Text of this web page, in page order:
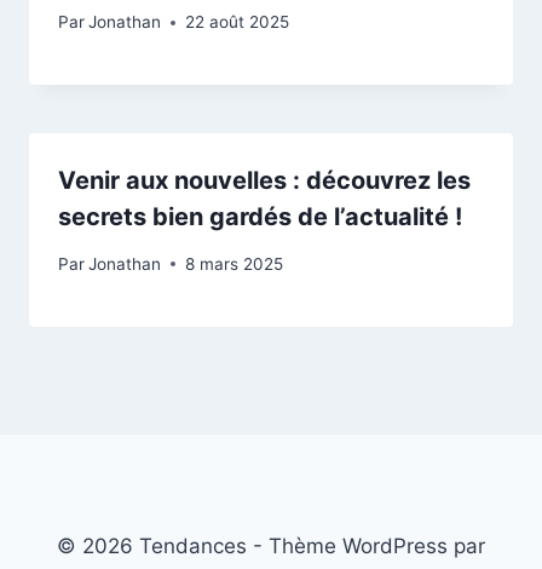
ParJonathan 22 août 2025
Venir aux nouvelles : découvrez les
secrets bien gardés de l’actualité !
ParJonathan 8 mars 2025
© 2026 Tendances - Thème WordPress par